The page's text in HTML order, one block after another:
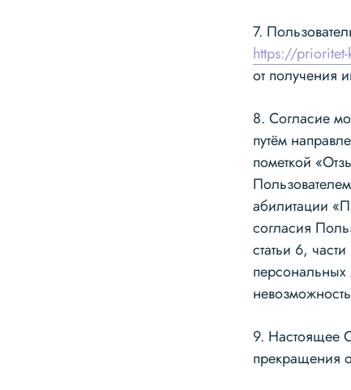
7.
https://prioritet-
от получения
8. Согласие
путём
пометкой
абилитации
согласия
статьи 6,
9. Настоящее
прекращения